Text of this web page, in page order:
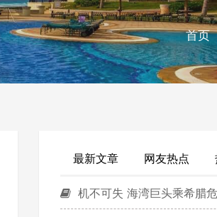
首页
最新文章 网友热点
机不可失 海湾巨头乘希腊危机填